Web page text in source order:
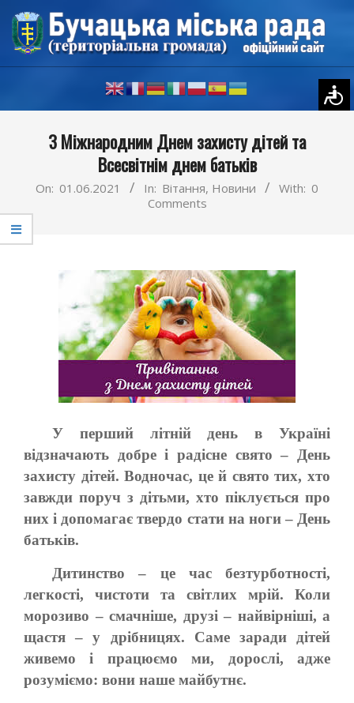
Skip
content
NavigationЗ Міжнародним Днем захисту дітей та
Всесвітнім днем батьків
On: 01.06.2021 In: Вітання, Новини With: 0
Comments
У перший літній день в Україні
відзначають добре і радісне свято – День
захисту дітей. Водночас, це й свято тих, хто
завжди поруч з дітьми, хто піклується про
них і допомагає твердо стати на ноги – День
батьків.
Дитинство – це час безтурботності,
легкості, чистоти та світлих мрій. Коли
морозиво – смачніше, друзі – найвірніші, а
щастя – у дрібницях. Саме заради дітей
живемо і працюємо ми, дорослі, адже
розуміємо: вони наше майбутнє.